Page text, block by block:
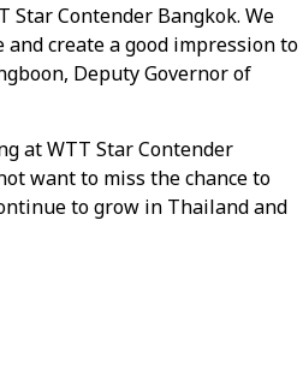
Contender Bangkok. We
create a good impression to
Deputy Governor of
at WTT Star Contender
want to miss the chance to
to grow in Thailand and